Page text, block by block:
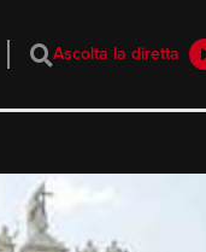
Ascolta la diretta